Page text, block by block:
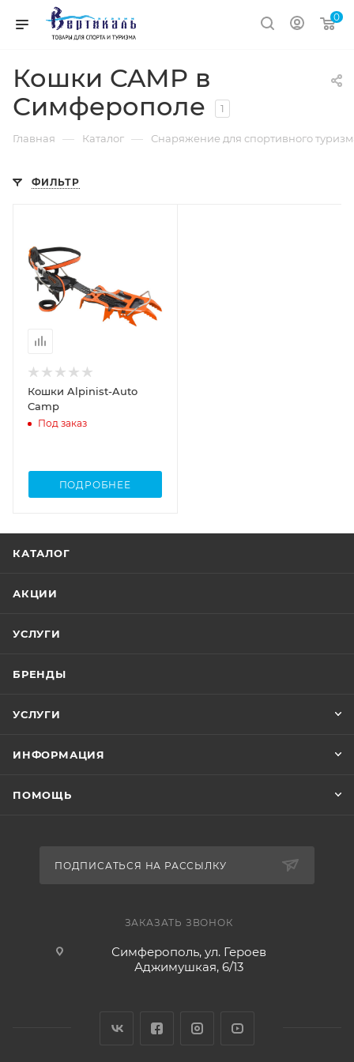
0
Кошки CAMP в
Симферополе
1
Главная — Каталог — Снаряжение для спортивного
ФИЛЬТР
Кошки Alpinist-Auto
Camp
Под заказ
ПОДРОБНЕЕ
КАТАЛОГ
АКЦИИ
УСЛУГИ
БРЕНДЫ
УСЛУГИ
ИНФОРМАЦИЯ
ПОМОЩЬ
ПОДПИСАТЬСЯ НА РАССЫЛКУ
ЗАКАЗАТЬ ЗВОНОК
Симферополь, ул. Героев
Аджимушкая, 6/13